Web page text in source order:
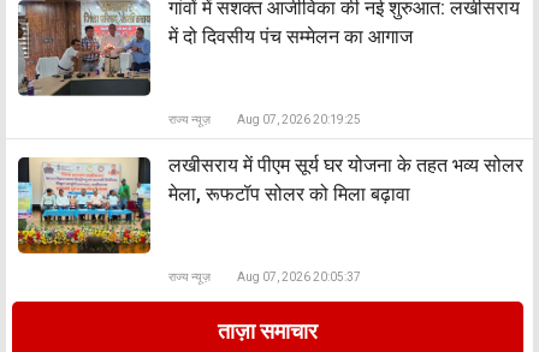
​गांवों में सशक्त आजीविका की नई शुरुआत: लखीसराय
में दो दिवसीय पंच सम्मेलन का आगाज
राज्य न्यूज़ Aug 07, 2026 20:19:25
लखीसराय में पीएम सूर्य घर योजना के तहत भव्य सोलर
मेला, रूफटॉप सोलर को मिला बढ़ावा
राज्य न्यूज़ Aug 07, 2026 20:05:37
ताज़ा समाचार